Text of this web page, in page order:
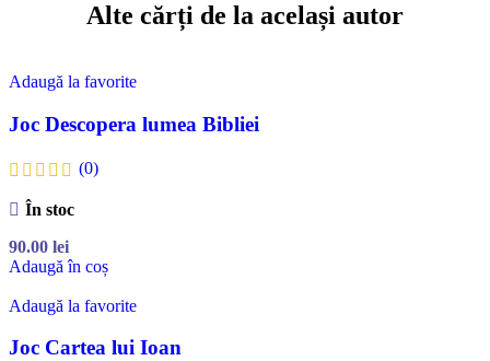
Alte cărți de la același autor
Adaugă la favorite
Joc Descopera lumea Bibliei
(0)
În stoc
90.00 lei
Adaugă în coș
Adaugă la favorite
Joc Cartea lui Ioan